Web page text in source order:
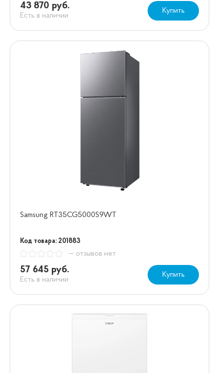
43 870 руб.
Есть в наличии
Купить
Samsung RT35CG5000S9WT
Код товара: 201883
— отзывов нет
57 645 руб.
Есть в наличии
Купить